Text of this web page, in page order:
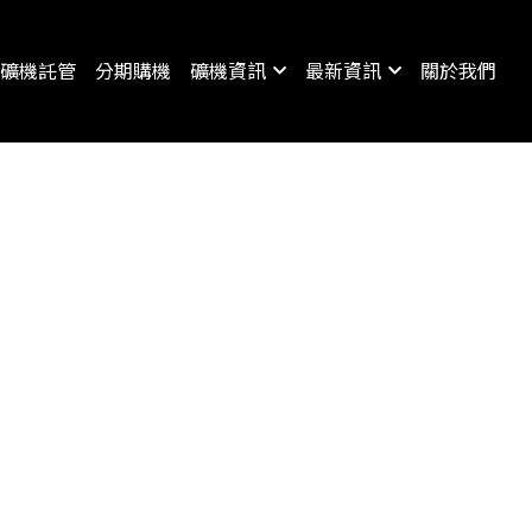
礦機託管 分期購機 礦機資訊 最新資訊 關於我們